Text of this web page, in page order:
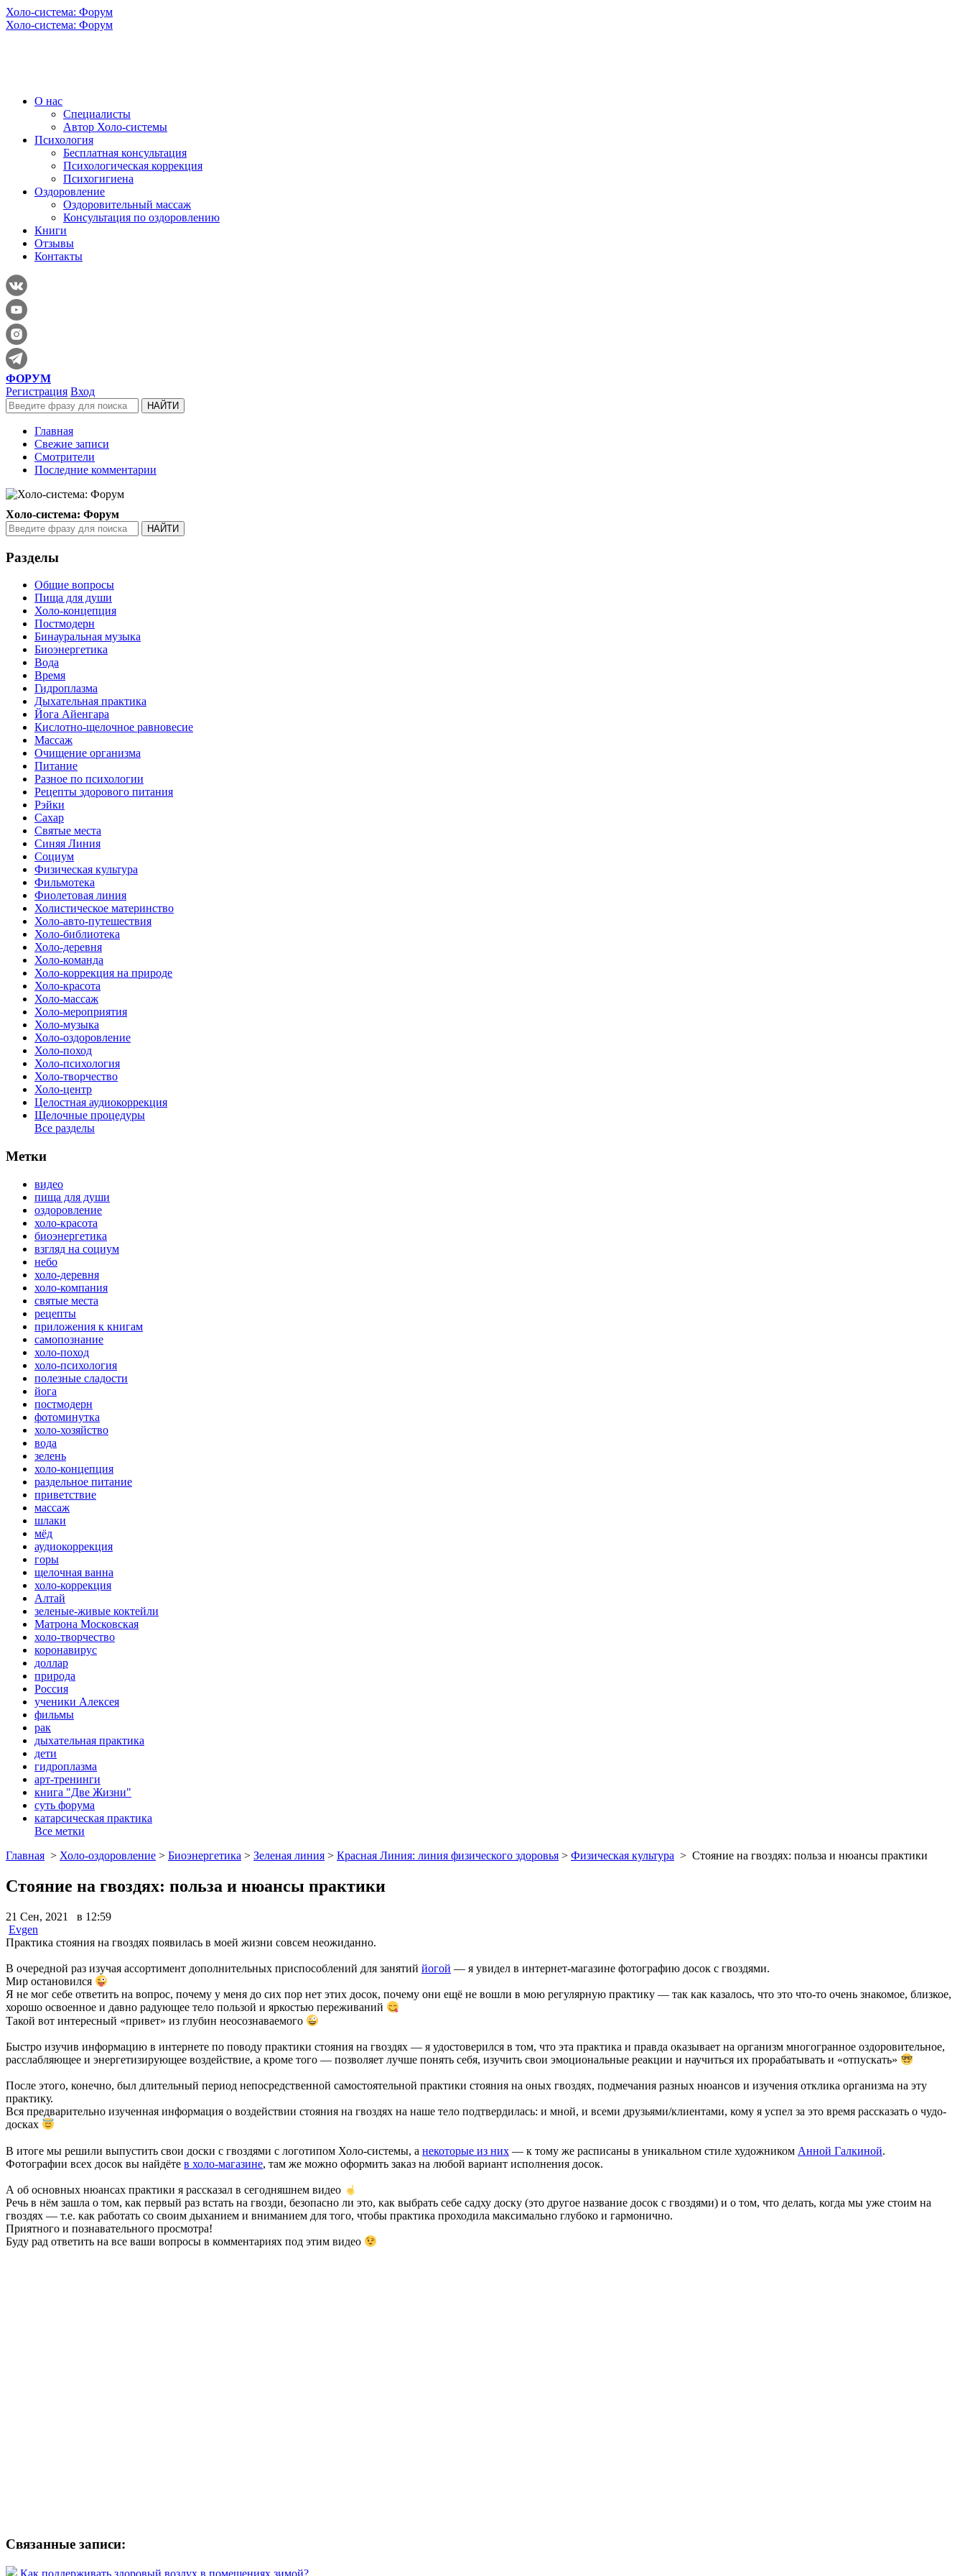
Холо-система: Форум
Холо-система: Форум
О нас
Специалисты
Автор Холо-системы
Психология
Бесплатная консультация
Психологическая коррекция
Психогигиена
Оздоровление
Оздоровительный массаж
Консультация по оздоровлению
Книги
Отзывы
Контакты
ФОРУМ
Регистрация Вход
Главная
Свежие записи
Смотрители
Последние комментарии
Холо-система: Форум
Разделы
Общие вопросы
Пища для души
Холо-концепция
Постмодерн
Бинауральная музыка
Биоэнергетика
Вода
Время
Гидроплазма
Дыхательная практика
Йога Айенгара
Кислотно-щелочное равновесие
Массаж
Очищение организма
Питание
Разное по психологии
Рецепты здорового питания
Рэйки
Сахар
Святые места
Синяя Линия
Социум
Физическая культура
Фильмотека
Фиолетовая линия
Холистическое материнство
Холо-авто-путешествия
Холо-библиотека
Холо-деревня
Холо-команда
Холо-коррекция на природе
Холо-красота
Холо-массаж
Холо-мероприятия
Холо-музыка
Холо-оздоровление
Холо-поход
Холо-психология
Холо-творчество
Холо-центр
Целостная аудиокоррекция
Щелочные процедуры
Все разделы
Метки
видео
пища для души
оздоровление
холо-красота
биоэнергетика
взгляд на социум
небо
холо-деревня
холо-компания
святые места
рецепты
приложения к книгам
самопознание
холо-поход
холо-психология
полезные сладости
йога
постмодерн
фотоминутка
холо-хозяйство
вода
зелень
холо-концепция
раздельное питание
приветствие
массаж
шлаки
мёд
аудиокоррекция
горы
щелочная ванна
холо-коррекция
Алтай
зеленые-живые коктейли
Матрона Московская
холо-творчество
коронавирус
доллар
природа
Россия
ученики Алексея
фильмы
рак
дыхательная практика
дети
гидроплазма
арт-тренинги
книга "Две Жизни"
суть форума
катарсическая практика
Все метки
Главная > Холо-оздоровление > Биоэнергетика > Зеленая линия > Красная Линия: линия физического здоровья > Физическая культура > Стояние на гвоздях: польза и нюансы практики
Стояние на гвоздях: польза и нюансы практики
21 Сен, 2021 в 12:59
Evgen
Практика стояния на гвоздях появилась в моей жизни совсем неожиданно.
В очередной раз изучая ассортимент дополнительных приспособлений для занятий йогой — я увидел в интернет-магазине фотографию досок с гвоздями.
Мир остановился
Я не мог себе ответить на вопрос, почему у меня до сих пор нет этих досок, почему они ещё не вошли в мою регулярную практику — так как казалось, что это что-то очень знакомое, близкое,
хорошо освоенное и давно радующее тело пользой и яркостью переживаний
Такой вот интересный «привет» из глубин неосознаваемого
Быстро изучив информацию в интернете по поводу практики стояния на гвоздях — я удостоверился в том, что эта практика и правда оказывает на организм многогранное оздоровительное,
расслабляющее и энергетизирующее воздействие, а кроме того — позволяет лучше понять себя, изучить свои эмоциональные реакции и научиться их прорабатывать и «отпускать»
После этого, конечно, был длительный период непосредственной самостоятельной практики стояния на оных гвоздях, подмечания разных нюансов и изучения отклика организма на эту
практику.
Вся предварительно изученная информация о воздействии стояния на гвоздях на наше тело подтвердилась: и мной, и всеми друзьями/клиентами, кому я успел за это время рассказать о чудо-
досках
В итоге мы решили выпустить свои доски с гвоздями с логотипом Холо-системы, а некоторые из них — к тому же расписаны в уникальном стиле художником Анной Галкиной.
Фотографии всех досок вы найдёте в холо-магазине, там же можно оформить заказ на любой вариант исполнения досок.
А об основных нюансах практики я рассказал в сегодняшнем видео
Речь в нём зашла о том, как первый раз встать на гвозди, безопасно ли это, как выбрать себе садху доску (это другое название досок с гвоздями) и о том, что делать, когда мы уже стоим на
гвоздях — т.е. как работать со своим дыханием и вниманием для того, чтобы практика проходила максимально глубоко и гармонично.
Приятного и познавательного просмотра!
Буду рад ответить на все ваши вопросы в комментариях под этим видео
Связанные записи:
Как поддерживать здоровый воздух в помещениях зимой?